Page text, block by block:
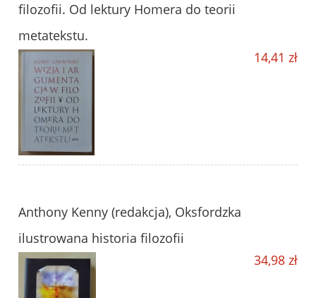
filozofii. Od lektury Homera do teorii
metatekstu.
14,41 zł
Anthony Kenny (redakcja), Oksfordzka
ilustrowana historia filozofii
34,98 zł